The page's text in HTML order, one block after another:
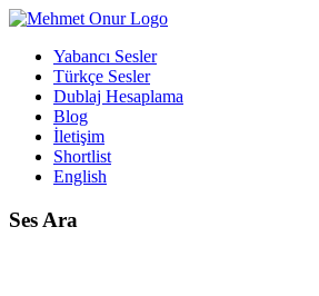
Yabancı Sesler
Türkçe Sesler
Dublaj Hesaplama
Blog
İletişim
Shortlist
English
Ses Ara